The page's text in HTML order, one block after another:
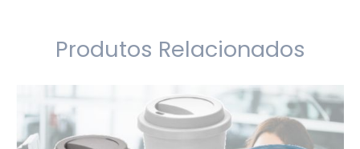
Produtos Relacionados